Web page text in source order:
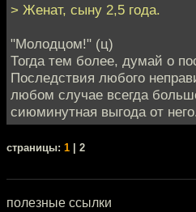
> Женат, сыну 2,5 года.
"Молодцом!" (ц)
Тогда тем более, думай о
Последствия любого
любом случае всегда
сиюминутная выгода от
cтраницы: 1 | 2
полезные ссылки